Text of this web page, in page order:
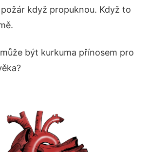
když propuknou. Když to
být kurkuma přínosem pro